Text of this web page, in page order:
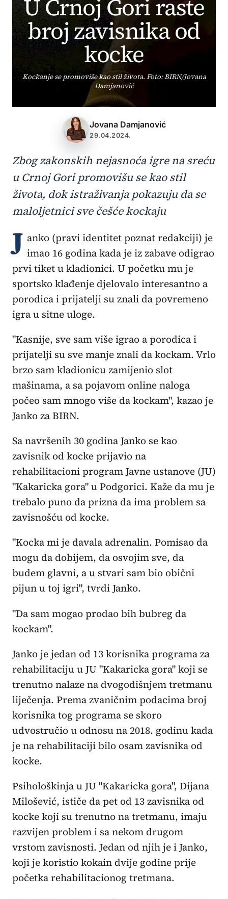
U Crnoj Gori raste
broj zavisnika od
kocke
Kockanje se promoviše kao stil života. Foto: BIRN/Jovana
Damjanović
Jovana Damjanović
29.04.2024.
Zbog zakonskih nejasnoća igre na sreću
u Crnoj Gori promovišu se kao stil
života, dok istraživanja pokazuju da se
maloljetnici sve češće kockaju
J anko (pravi identitet poznat redakciji) je
imao 16 godina kada je iz zabave odigrao
prvi tiket u kladionici. U početku mu je
sportsko klađenje djelovalo interesantno a
porodica i prijatelji su znali da povremeno
igra u sitne uloge.
"Kasnije, sve sam više igrao a porodica i
prijatelji su sve manje znali da kockam. Vrlo
brzo sam kladionicu zamijenio slot
mašinama, a sa pojavom online naloga
počeo sam mnogo više da kockam", kazao je
Janko za BIRN.
Sa navršenih 30 godina Janko se kao
zavisnik od kocke prijavio na
rehabilitacioni program Javne ustanove (JU)
"Kakaricka gora" u Podgorici. Kaže da mu je
trebalo puno da prizna da ima problem sa
zavisnošću od kocke.
"Kocka mi je davala adrenalin. Pomisao da
mogu da dobijem, da osvojim sve, da
budem glavni, a u stvari sam bio obični
pijun u toj igri", tvrdi Janko.
"Da sam mogao prodao bih bubreg da
kockam".
Janko je jedan od 13 korisnika programa za
rehabilitaciju u JU "Kakaricka gora" koji se
trenutno nalaze na dvogodišnjem tretmanu
liječenja. Prema zvaničnim podacima broj
korisnika tog programa se skoro
udvostručio u odnosu na 2018. godinu kada
je na rehabilitaciji bilo osam zavisnika od
kocke.
Psihološkinja u JU "Kakaricka gora", Dijana
Milošević, ističe da pet od 13 zavisnika od
kocke koji su trenutno na tretmanu, imaju
razvijen problem i sa nekom drugom
vrstom zavisnosti. Jedan od njih je i Janko,
koji je koristio kokain dvije godine prije
početka rehabilitacionog tretmana.